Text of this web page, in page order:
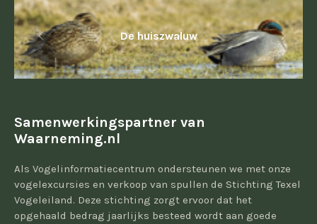
De huiszwaluw
Samenwerkingspartner van
Waarneming.nl
Als Vogelinformatiecentrum ondersteunen we met onze
vogelexcursies en verkoop van spullen de Stichting Texel
Vogeleiland. Deze stichting zorgt ervoor dat het
opgehaald bedrag jaarlijks besteed wordt aan goede